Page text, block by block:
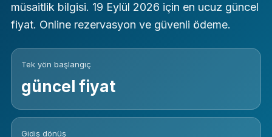
müsaitlik bilgisi. 19 Eylül 2026 için en ucuz güncel
fiyat. Online rezervasyon ve güvenli ödeme.
Tek yön başlangıç
güncel fiyat
Gidiş dönüş